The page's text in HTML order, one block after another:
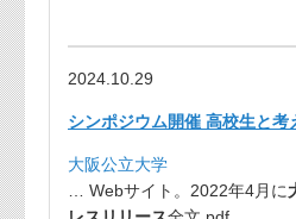
2024.10.29
シンポジウム開催 高校生と
大阪公立大学
… Webサイト。2022年4月に